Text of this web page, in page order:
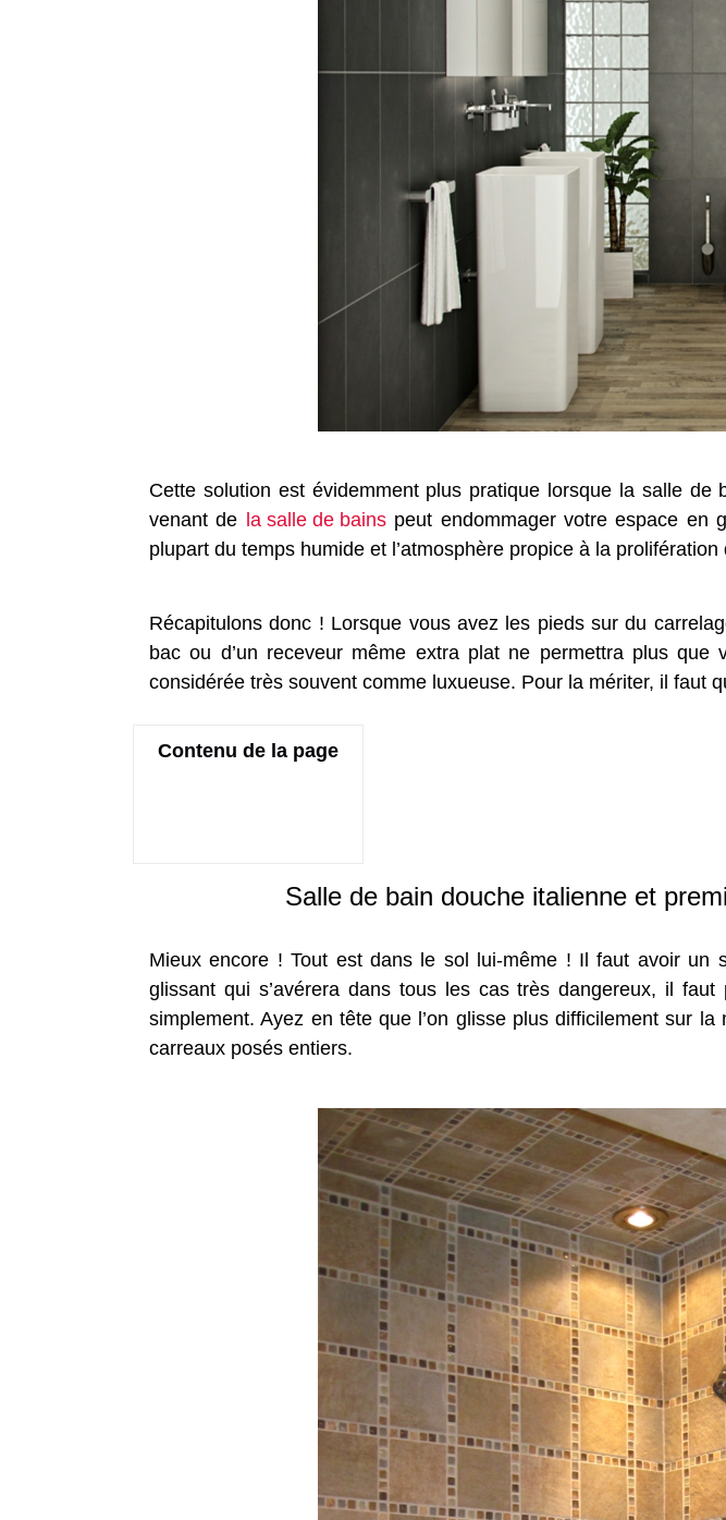
Cette solution est évidemment plus pratique lorsque la salle
venant de la salle de bainspeut endommager votre espace en
plupart du temps humide et l’atmosphère propice à la
Récapitulons donc ! Lorsque vous avez les pieds sur du
bac ou d’un receveur même extra plat ne permettra plus
considérée très souvent comme luxueuse. Pour la mériter, il faut
Contenu de la page
Salle de bain douche italienne et
Mieux encore ! Tout est dans le sol lui-même ! Il faut avoir un
glissant qui s’avérera dans tous les cas très dangereux, il
simplement. Ayez en tête que l’on glisse plus difficilement sur
carreaux posés entiers.